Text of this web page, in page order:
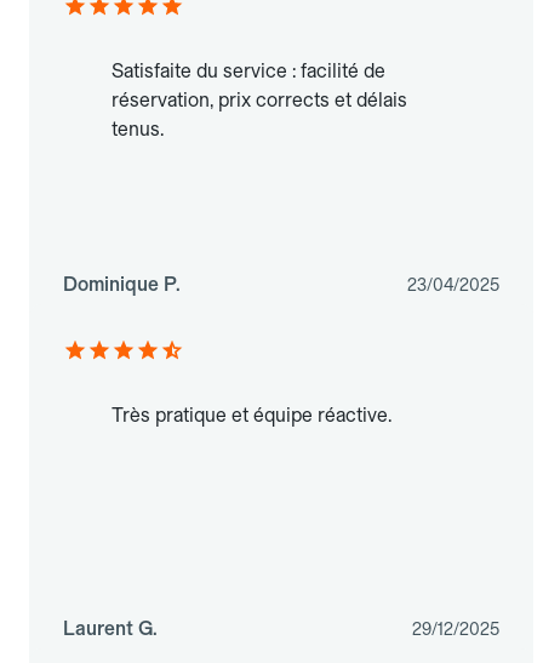
Satisfaite du service : facilité de
réservation, prix corrects et délais
tenus.
Dominique P. 23/04/2025
Très pratique et équipe réactive.
Laurent G. 29/12/2025